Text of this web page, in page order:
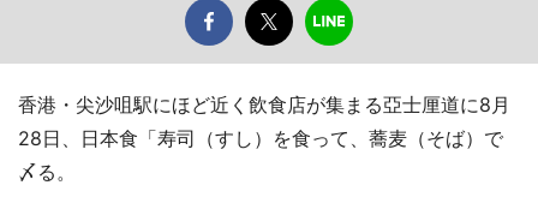
香港・尖沙咀駅にほど近く飲食店が集まる亞士厘道に8月
28日、日本食「寿司（すし）を食って、蕎麦（そば）で
〆る。